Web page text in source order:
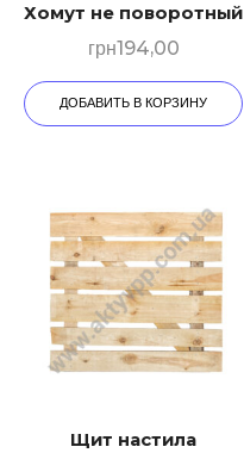
Хомут не поворотный
грн194,00
ДОБАВИТЬ В КОРЗИНУ
Щит настила